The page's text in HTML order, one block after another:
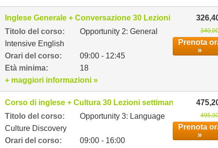
Inglese Generale + Conversazione 30 Lezioni settimanali
Titolo del corso:
Opportunity 2: General
Intensive English
Orari del corso:
09:00 - 12:45
Età minima:
18
Prenota
»
+ maggiori informazioni »
Corso di inglese + Cultura 30 Lezioni settimanali
Titolo del corso:
Opportunity 3: Language
Culture Discovery
Orari del corso:
09:00 - 16:00
Prenota
»